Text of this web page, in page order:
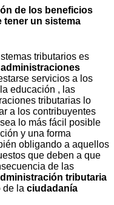
de los beneficios
tener un sistema
tributarios es
administraciones
servicios a los
educación , las
tributarias lo
a los contribuyentes
lo más fácil posible
y una forma
obligando a aquellos
que deben a que
de las
tributaria
de la ciudadanía